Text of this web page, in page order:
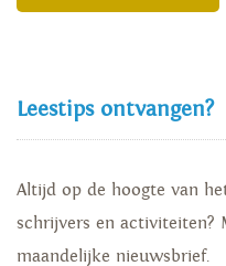
Leestips ontvangen?
Altijd op de hoogte van
schrijvers en activiteiten?
maandelijke nieuwsbrief.